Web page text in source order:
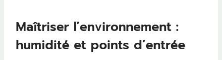
Maîtriser l’environnement :
humidité et points d’entrée